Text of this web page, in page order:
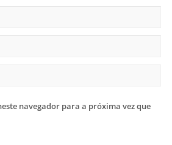
navegador para a próxima vez que